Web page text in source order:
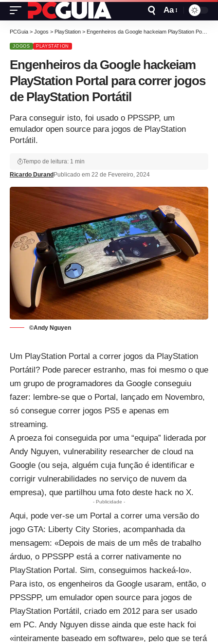
Aa
PCGuia > Jogos > PlayStation > Engenheiros da Google hackeiam PlayStation Portal para correr jogos de PlayStation Portátil
JOGOS PLAYSTATION
Engenheiros da Google hackeiam
PlayStation Portal para correr jogos
de PlayStation Portátil
Para conseguir isto, foi usado o PPSSPP, um
emulador open source para jogos de PlayStation
Portátil.
Ricardo Durand Publicado em 22 de Fevereiro, 2024
Tempo de leitura: 1 min
©Andy Nguyen
Um PlayStation Portal a correr jogos da PlayStation
Portátil? Pode parecer estranho, mas foi mesmo o que
um grupo de programadores da Google conseguiu
fazer: lembre-se que o Portal, lançado em Novembro,
só consegue correr jogos PS5 e apenas em
streaming.
A proeza foi conseguida por uma “equipa” liderada por
Andy Nguyen, vulnerability researcher de cloud na
Google (ou seja, alguém cuja função é identificar e
corrigir vulnerabilidades no serviço de nuvem da
empresa), que partilhou uma foto deste hack no X.
- Publicidade -
Aqui, pode ver-se um Portal a correr uma versão do
jogo GTA: Liberty City Stories, acompanhada da
mensagem: «Depois de mais de um mês de trabalho
árduo, o PPSSPP está a correr nativamente no
PlayStation Portal. Sim, conseguimos hackeá-lo».
Para isto, os engenheiros da Google usaram, então, o
PPSSPP, um emulador open source para jogos de
PlayStation Portátil, criado em 2012 para ser usado
em PC. Andy Nguyen disse ainda que este hack foi
«inteiramente baseado em software», pelo que se terá